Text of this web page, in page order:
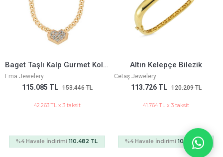
Baget Taşlı Kalp Gurmet Kolye Altın Kelepçe Bilezik
Cetaş Jewelery
113.726 TL 120.209 TL
41.764 TL x 3 taksit
%4 Havale İndirimi109.177 TL
7 Mm Piramit Gurmet
Ema Jewelery
80.210 TL 106.947 TL
29.456 TL x 3 taksit
%4 Havale İndirimi 77.002 TL